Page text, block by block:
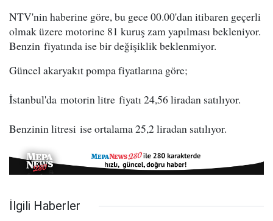
NTV'nin haberine göre, bu gece 00.00'dan itibaren geçerli
olmak üzere motorine 81 kuruş zam yapılması bekleniyor.
Benzin fiyatında ise bir değişiklik beklenmiyor.
Güncel akaryakıt pompa fiyatlarına göre;
İstanbul'da motorin litre fiyatı 24,56 liradan satılıyor.
Benzinin litresi ise ortalama 25,2 liradan satılıyor.
İlgili Haberler